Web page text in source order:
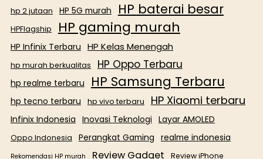
hp 2 jutaan HP 5G murah HP baterai besar
HPFlagship HP gaming murah
HP Infinix Terbaru HP Kelas Menengah
hp murah berkualitas HP Oppo Terbaru
hp realme terbaru HP Samsung Terbaru
hp tecno terbaru hp vivo terbaru HP Xiaomi terbaru
Infinix Indonesia Inovasi Teknologi Layar AMOLED
Oppo Indonesia Perangkat Gaming realme indonesia
Rekomendasi HP murah Review Gadget Review iPhone